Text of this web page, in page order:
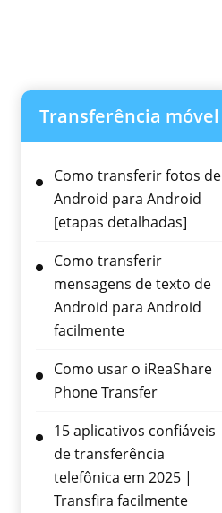
Transferência móvel
Como transferir fotos de
Android para Android
[etapas detalhadas]
Como transferir
mensagens de texto de
Android para Android
facilmente
Como usar o iReaShare
Phone Transfer
15 aplicativos confiáveis ​​
de transferência
telefônica em 2025 |
Transfira facilmente